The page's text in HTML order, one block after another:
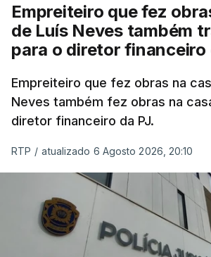
dependia da apresentação de um
mas o Governo decidiu, a partir
disponibilizar a cópia dos exames
e rigor do processo" devido às
classificação eletrónica.
Serão também publicadas as
Quanto aos pedidos de
realizadas durante a 1.ª fase, os
serão disponibilizados às escolas
Empreiteiro que fez
de Luís Neves também
para o diretor financeiro
Empreiteiro que fez obras na
Neves também fez obras na
diretor financeiro da PJ.
RTP / atualizado 6 Agosto 2026, 20:10